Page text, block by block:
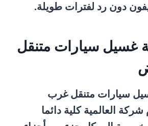
دون رد لفترات طويلة.
غسيل سيارات متنقل
سيارات متنقل غرب
العالمية كلية دائما